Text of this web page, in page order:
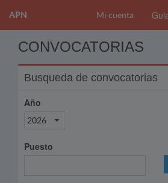
APN Mi cuenta
CONVOCATORIAS
Busqueda de convocatorias
Año
2026
Puesto